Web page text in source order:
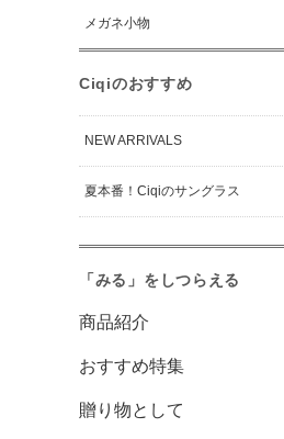
メガネ小物
Ciqiのおすすめ
NEW ARRIVALS
夏本番！Ciqiのサングラス
「みる」をしつらえる
商品紹介
おすすめ特集
贈り物として